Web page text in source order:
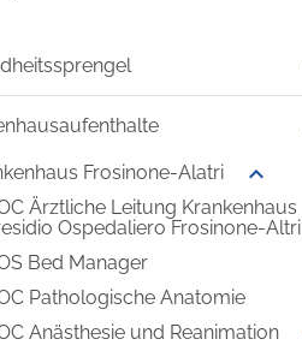
Frosinone-Alatri expand_more
Ärztliche Leitung Krankenhaus
Ospedaliero Frosinone-Altri
Bed Manager
Pathologische Anatomie
Anästhesie und Reanimation